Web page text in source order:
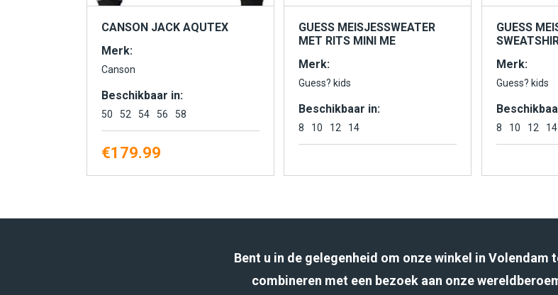
CANSON JACK AQUTEX
Merk:
Canson
Beschikbaar in:
50 52 54 56 58
€179.99
GUESS MEISJESSWEATER
MET RITS MINI ME
Merk:
Guess? kids
Beschikbaar in:
8 10 12 14
GUESS
Merk:
Guess? kids
8 10 12 14
Bent u in de gelegenheid om onze winkel in Volendam
combineren met een bezoek aan onze